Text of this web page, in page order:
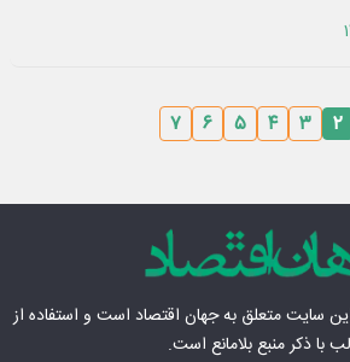
۲ ۳ ۴ ۵ ۶ ۷
سایت متعلق بهجهان اقتصاد است و استفاده از
با ذکر منبع بلامانع است.